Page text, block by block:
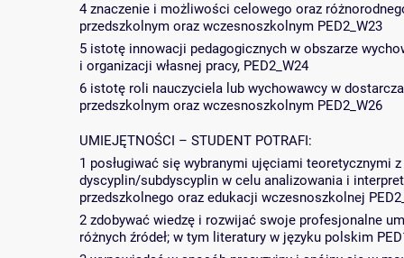
4 znaczenie i możliwości celowego oraz
przedszkolnym oraz wczesnoszkolnym PED2_W23
5 istotę innowacji pedagogicznych w obszarze
i organizacji własnej pracy, PED2_W24
6 istotę roli nauczyciela lub wychowawcy w
przedszkolnym oraz wczesnoszkolnym PED2_W26
UMIEJĘTNOŚCI – STUDENT POTRAFI:
1 posługiwać się wybranymi ujęciami teoretycznymi
dyscyplin/subdyscyplin w celu analizowania i
przedszkolnego oraz edukacji wczesnoszkolnej
2 zdobywać wiedzę i rozwijać swoje profesjonalne
różnych źródeł; w tym literatury w języku polskim